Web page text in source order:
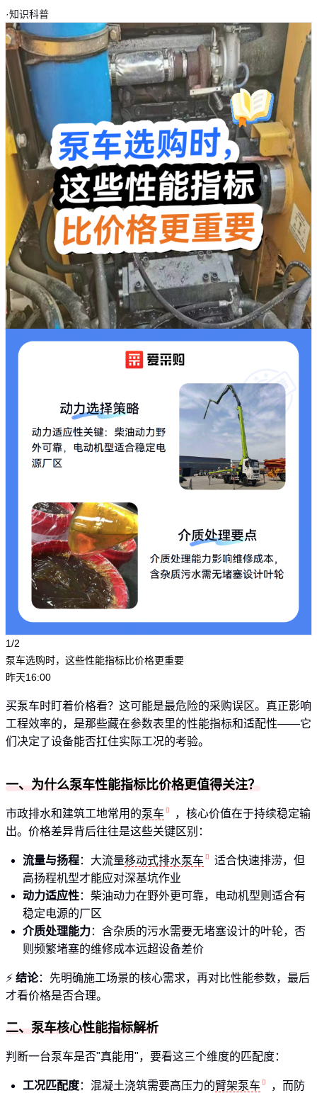
·知识科普
1/2
泵车选购时，这些性能指标比价格更重要
昨天16:00
买泵车时盯着价格看？这可能是最危险的采购误区。真正影响
工程效率的，是那些藏在参数表里的性能指标和适配性——它
们决定了设备能否扛住实际工况的考验。
一、为什么泵车性能指标比价格更值得关注？
市政排水和建筑工地常用的泵车
，核心价值在于持续稳定输
出。价格差异背后往往是这些关键区别：
流量与扬程：大流量移动式排水泵车
适合快速排涝，但
高扬程机型才能应对深基坑作业
动力适应性：柴油动力在野外更可靠，电动机型则适合有
稳定电源的厂区
介质处理能力：含杂质的污水需要无堵塞设计的叶轮，否
则频繁堵塞的维修成本远超设备差价
⚡ 结论：先明确施工场景的核心需求，再对比性能参数，最后
才看价格是否合理。
二、泵车核心性能指标解析
判断一台泵车是否"真能用"，要看这三个维度的匹配度：
工况匹配度：混凝土浇筑需要高压力的臂架泵车
，而防